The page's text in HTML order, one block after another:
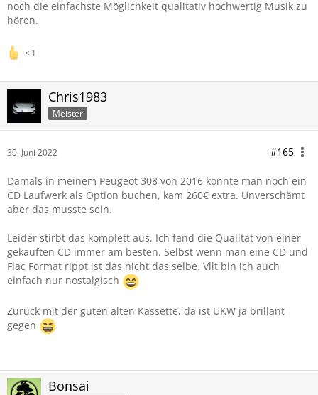
noch die einfachste Möglichkeit qualitativ hochwertig Musik zu
hören.
1
Chris1983
Meister
30. Juni 2022 #165
Damals in meinem Peugeot 308 von 2016 konnte man noch ein
CD Laufwerk als Option buchen, kam 260€ extra. Unverschämt
aber das musste sein.
Leider stirbt das komplett aus. Ich fand die Qualität von einer
gekauften CD immer am besten. Selbst wenn man eine CD und
Flac Format rippt ist das nicht das selbe. Vllt bin ich auch
einfach nur nostalgisch
Zurück mit der guten alten Kassette, da ist UKW ja brillant
gegen
Bonsai